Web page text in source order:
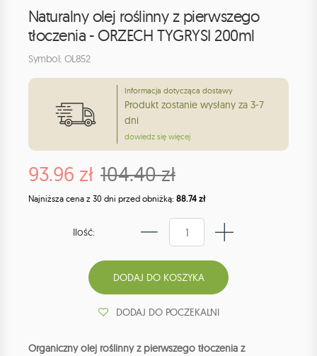
Naturalny olej roślinny z pierwszego
tłoczenia - ORZECH TYGRYSI 200ml
Symbol: OL852
Informacja dotycząca dostawy
Produkt zostanie wysłany za 3-7
dni
dowiedz się więcej
93.96 zł 104.40 zł
Najniższa cena z 30 dni przed obniżką: 88.74 zł
Ilość:
DODAJ DO POCZEKALNI
Organiczny olej roślinny z pierwszego tłoczenia z